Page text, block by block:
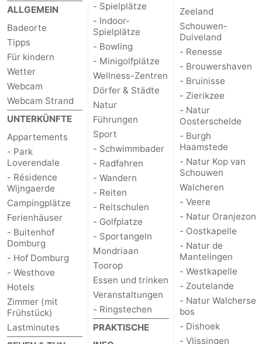
ALLGEMEIN
Badeorte
Tipps
Für kindern
Wetter
Webcam
Webcam Strand
UNTERKÜNFTE
Appartements
- Park
Loverendale
- Résidence
Wijngaerde
Campingplätze
Ferienhäuser
- Buitenhof
Domburg
- Hof Domburg
- Westhove
Hotels
Zimmer (mit
Frühstück)
Lastminutes
- Spielplätze
- Indoor-
Spielplätze
- Bowling
- Minigolfplätze
Wellness-Zentren
Dörfer & Städte
Natur
Führungen
Sport
- Schwimmbader
- Radfahren
- Wandern
- Reiten
- Reitschulen
- Golfplatze
- Sportangeln
Mondriaan
Toorop
Essen und trinken
Veranstaltungen
- Ringstechen
PRAKTISCHE
Zeeland
Schouwen-
Duiveland
- Renesse
- Brouwershaven
- Bruinisse
- Zierikzee
- Natur
Oosterschelde
- Burgh
Haamstede
- Natur Kop van
Schouwen
Walcheren
- Veere
- Natur Oranjezon
- Oostkapelle
- Natur de
Mantelingen
- Westkapelle
- Zoutelande
- Natur Walcherse
bos
- Dishoek
- Vlissingen